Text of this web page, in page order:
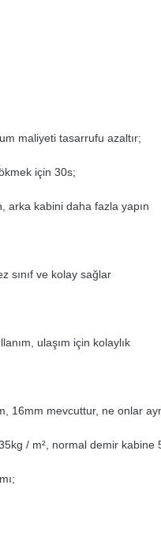
maliyeti tasarrufu azaltır;
için 30s;
arka kabini daha fazla yapın
sınıf ve kolay sağlar
ulaşım için kolaylık
mevcuttur, ne onlar
/ m², normal demir